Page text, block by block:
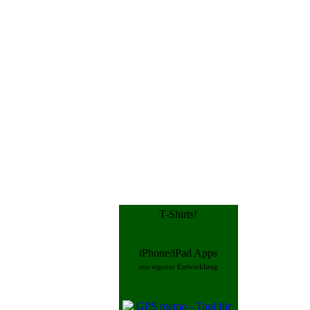
T-Shirts!
iPhone/iPad Apps
aus eigener Entwicklung